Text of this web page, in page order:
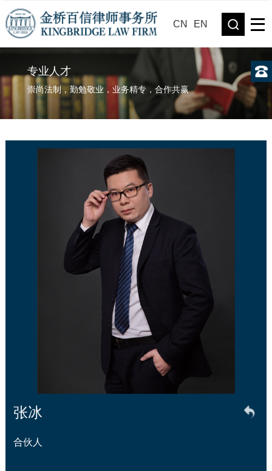
CN EN
专业人才
崇尚法制，勤勉敬业，业务精专，合作共赢
张冰
合伙人